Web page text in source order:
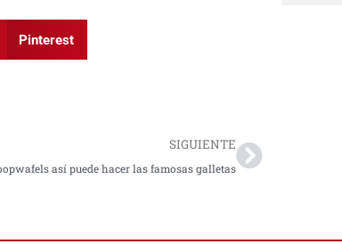
Pinterest
SIGUIENTE
así puede hacer las famosas galletas